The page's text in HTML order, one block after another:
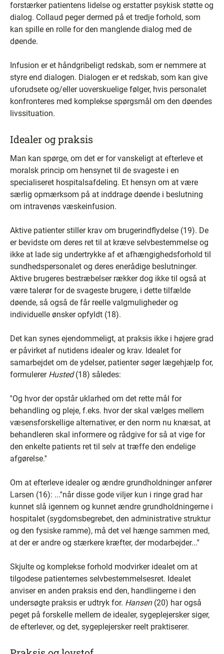
forstærker patientens lidelse og erstatter psykisk støtte og
dialog. Collaud peger dermed på et tredje forhold, som
kan spille en rolle for den manglende dialog med de
døende.
Infusion er et håndgribeligt redskab, som er nemmere at
styre end dialogen. Dialogen er et redskab, som kan give
uforudsete og/eller uoverskuelige følger, hvis personalet
konfronteres med komplekse spørgsmål om den døendes
livssituation.
Idealer og praksis
Man kan spørge, om det er for vanskeligt at efterleve et
moralsk princip om hensynet til de svageste i en
specialiseret hospitalsafdeling. Et hensyn om at være
særlig opmærksom på at inddrage døende i beslutning
om intravenøs væskeinfusion.
Aktive patienter stiller krav om brugerindflydelse (19). De
er bevidste om deres ret til at kræve selvbestemmelse og
ikke at lade sig undertrykke af et afhængighedsforhold til
sundhedspersonalet og deres enerådige beslutninger.
Aktive brugeres bestræbelser rækker dog ikke til også at
være talerør for de svageste brugere, i dette tilfælde
døende, så også de får reelle valgmuligheder og
individuelle ønsker opfyldt (18).
Det kan synes ejendommeligt, at praksis ikke i højere grad
er påvirket af nutidens idealer og krav. Idealet for
samarbejdet om de ydelser, patienter søger lægehjælp for,
formulerer Husted(18) således:
''Og hvor der opstår uklarhed om det rette mål for
behandling og pleje, f.eks. hvor der skal vælges mellem
væsensforskellige alternativer, er den norm nu knæsat, at
behandleren skal informere og rådgive for så at vige for
den enkelte patients ret til selv at træffe den endelige
afgørelse.''
Om at efterleve idealer og ændre grundholdninger anfører
Larsen (16): ...''når disse gode viljer kun i ringe grad har
kunnet slå igennem og kunnet ændre grundholdningerne i
hospitalet (sygdomsbegrebet, den administrative struktur
og den fysiske ramme), må det vel hænge sammen med,
at der er andre og stærkere kræfter, der modarbejder...''
Skjulte og komplekse forhold modvirker idealet om at
tilgodese patienternes selvbestemmelsesret. Idealet
anviser en anden praksis end den, handlingerne i den
undersøgte praksis er udtryk for. Hansen(20) har også
peget på forskelle mellem de idealer, sygeplejersker siger,
de efterlever, og det, sygeplejersker reelt praktiserer.